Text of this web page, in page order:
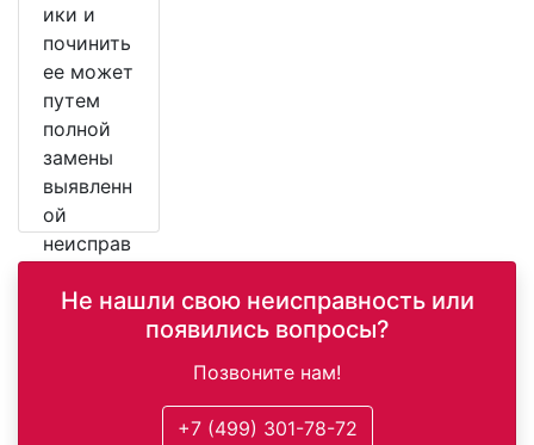
ики и
починить
ее может
путем
полной
замены
выявленн
ой
неисправ
детали.
Не нашли свою неисправность или
появились вопросы?
Позвоните нам!
+7 (499) 301-78-72